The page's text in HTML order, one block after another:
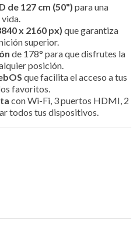
de 127 cm (50") para una
x 2160 px) que garantiza
superior.
de 178° para que disfrutes la
posición.
que facilita el acceso a tus
favoritos.
con Wi-Fi, 3 puertos HDMI, 2
todos tus dispositivos.